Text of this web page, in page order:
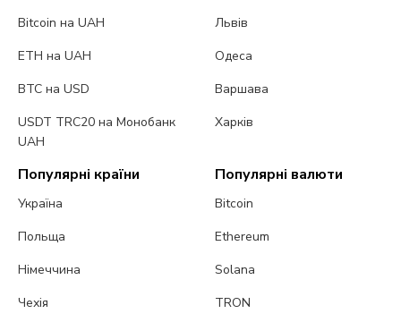
Bitcoin на UAH
ETH на UAH
BTC на USD
USDT TRC20 на Монобанк
UAH
Львів
Одеса
Варшава
Харків
Популярні країни
Україна
Польща
Німеччина
Чехія
Популярні валюти
Bitcoin
Ethereum
Solana
TRON